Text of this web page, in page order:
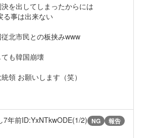
を出してしまったからには
る事は出来ない
北市民との板挟みwww
も韓国崩壊
領 お願いします（笑）
7年前ID:YxNTkwODE(1/2) NG 報告